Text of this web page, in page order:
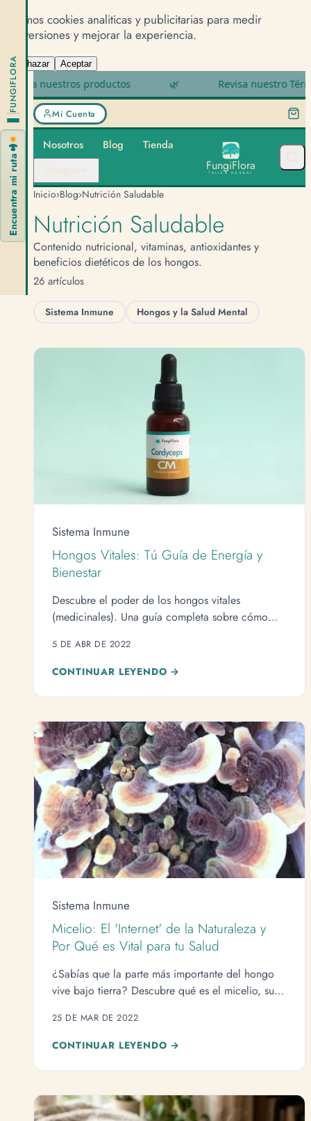
Usamos cookies analiticas y publicitarias para medir
conversiones y mejorar la experiencia.
Rechazar Aceptar
FUNGIFLORA
🍄
Encuentra mi ruta
nuestros productos Revisa nuestro
Mi Cuenta
Nosotros Blog Tienda
Hongos FungiFlora
TALLER HERBAL
Inicio›Blog›Nutrición Saludable
Nutrición Saludable
Contenido nutricional, vitaminas, antioxidantes y
beneficios dietéticos de los hongos.
26 artículos
Sistema Inmune Hongos y la Salud Mental
Sistema Inmune
Hongos Vitales: Tú Guía de Energía y
Bienestar
Descubre el poder de los hongos vitales
(medicinales). Una guía completa sobre cómo
transformar tu salud.
5 DE ABR DE 2022
CONTINUAR LEYENDO →
Sistema Inmune
Micelio: El 'Internet' de la Naturaleza y
Por Qué es Vital para tu Salud
¿Sabías que la parte más importante del hongo
vive bajo tierra? Descubre qué es el micelio, sus
revolucionando el mundo.
25 DE MAR DE 2022
CONTINUAR LEYENDO →